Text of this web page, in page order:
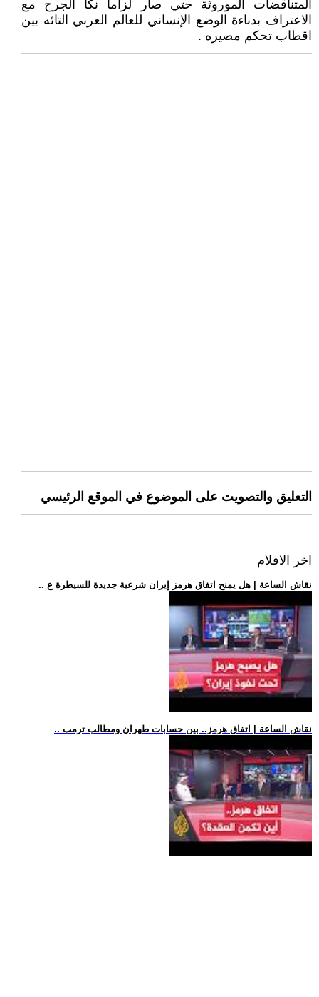
المتناقضات الموروثة حتي صار لزاما نكأ الجرح مع
الاعتراف بدناءة الوضع الإنساني للعالم العربي التائه بين
اقطاب تحكم مصيره .
التعليق والتصويت على الموضوع في الموقع الرئيسي
اخر الافلام
.. نقاش الساعة | هل يمنح اتفاق هرمز إيران شرعية جديدة للسيطرة ع
.. نقاش الساعة | اتفاق هرمز.. بين حسابات طهران ومطالب ترمب